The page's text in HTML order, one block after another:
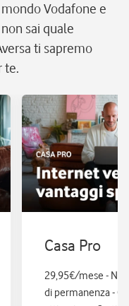
Vodafone e
sai quale
ti sapremo
te.
Casa Pro
29,95€/mese -
di permanenza -